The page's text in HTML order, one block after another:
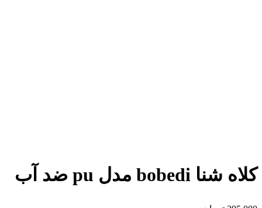
کلاه شنا bobedi مدل pu ضد آب